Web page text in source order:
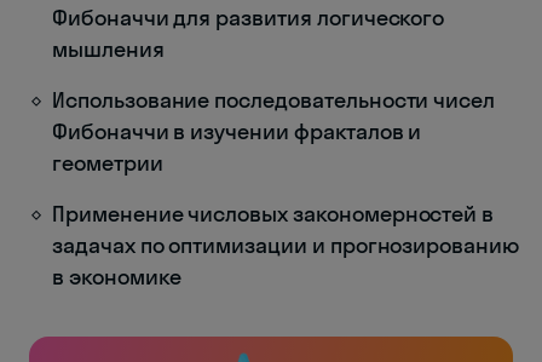
Фибоначчи для развития логического
мышления
Использование последовательности чисел
Фибоначчи в изучении фракталов и
геометрии
Применение числовых закономерностей в
задачах по оптимизации и прогнозированию
в экономике